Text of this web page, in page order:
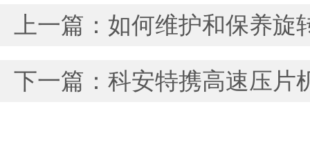
上一篇： 如何维护和保养旋
下一篇： 科安特携高速压片